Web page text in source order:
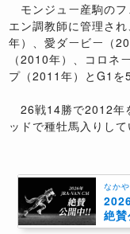
モンジュー産駒のフ
エン調教師に管理さ
年）、愛ダービー（
（2010年）、コロネ
プ（2011年）とG1を5
26戦14勝で2012年
ッドで種牡馬入りして
なか
絶賛